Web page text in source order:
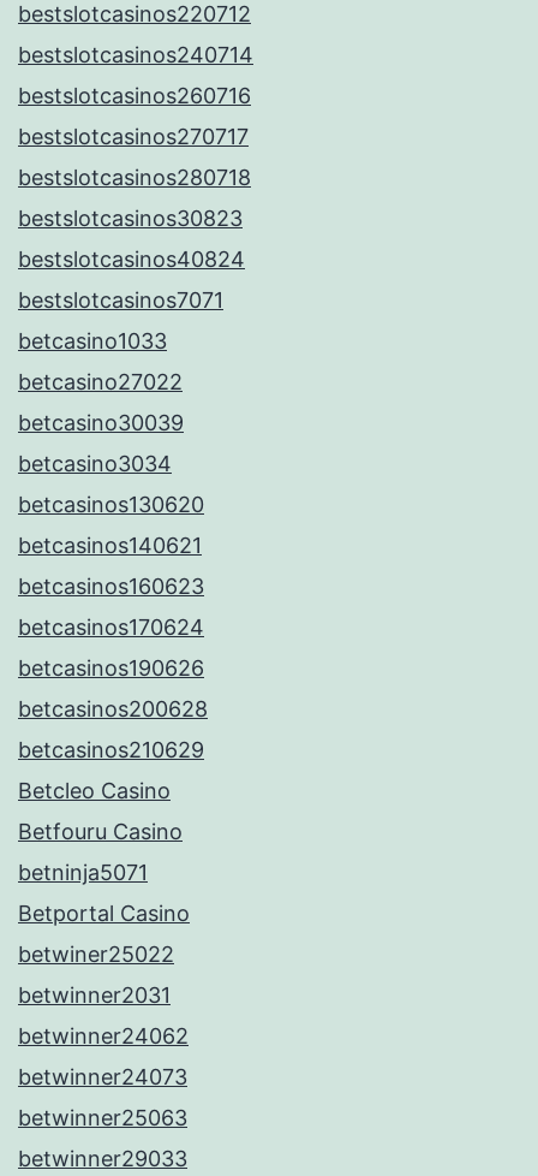
bestslotcasinos220712
bestslotcasinos240714
bestslotcasinos260716
bestslotcasinos270717
bestslotcasinos280718
bestslotcasinos30823
bestslotcasinos40824
bestslotcasinos7071
betcasino1033
betcasino27022
betcasino30039
betcasino3034
betcasinos130620
betcasinos140621
betcasinos160623
betcasinos170624
betcasinos190626
betcasinos200628
betcasinos210629
Betcleo Casino
Betfouru Casino
betninja5071
Betportal Casino
betwiner25022
betwinner2031
betwinner24062
betwinner24073
betwinner25063
betwinner29033